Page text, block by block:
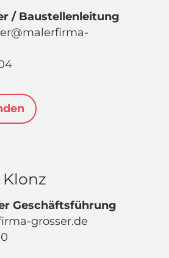
/ Baustellenleitung
Geschäftsführung
grosser.de